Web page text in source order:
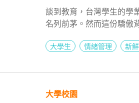
談到教育，台灣學生的學
名列前茅。然而這份驕傲
用單一標準衡量，當大型
大學生 情緒管理 新
大學校園